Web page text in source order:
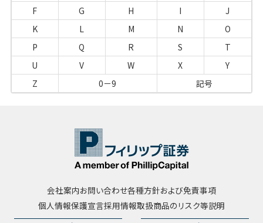
F
G H I
J
K
L M N
O
P
Q R S
T
U
V W X
Y
Z
0－9 記号
会社案内お問い合わせ各種方針および免責事項
個人情報保護宣言採用情報取扱商品のリスク等説明